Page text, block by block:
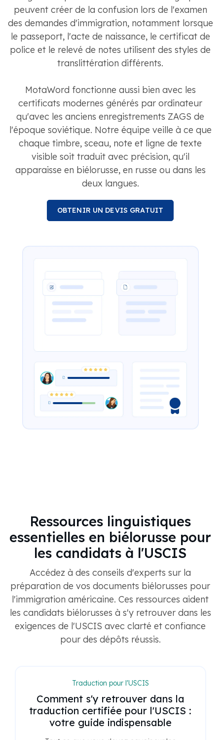
peuvent créer de la confusion lors de l'examen
des demandes d'immigration, notamment lorsque
le passeport, l'acte de naissance, le certificat de
police et le relevé de notes utilisent des styles de
translittération différents.
MotaWord fonctionne aussi bien avec les
certificats modernes générés par ordinateur
qu'avec les anciens enregistrements ZAGS de
l'époque soviétique. Notre équipe veille à ce que
chaque timbre, sceau, note et ligne de texte
visible soit traduit avec précision, qu'il
apparaisse en biélorusse, en russe ou dans les
deux langues.
OBTENIR UN DEVIS GRATUIT
Ressources linguistiques
essentielles en biélorusse pour
les candidats à l'USCIS
Accédez à des conseils d'experts sur la
préparation de vos documents biélorusses pour
l'immigration américaine. Ces ressources aident
les candidats biélorusses à s'y retrouver dans les
exigences de l'USCIS avec clarté et confiance
pour des dépôts réussis.
Traduction pour l'USCIS
Comment s'y retrouver dans la
traduction certifiée pour l'USCIS :
votre guide indispensable